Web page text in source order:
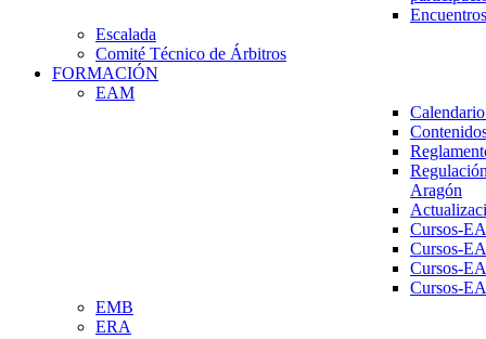
Escalada
Comité Técnico de Árbitros
FORMACIÓN
EAM
Aragón
Cursos-
Cursos-
Cursos-
Cursos-
EMB
ERA